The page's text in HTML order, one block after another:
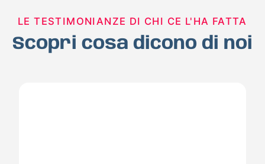
LE TESTIMONIANZE DI CHI CE L'HA FATTA
Scopri cosa dicono di noi